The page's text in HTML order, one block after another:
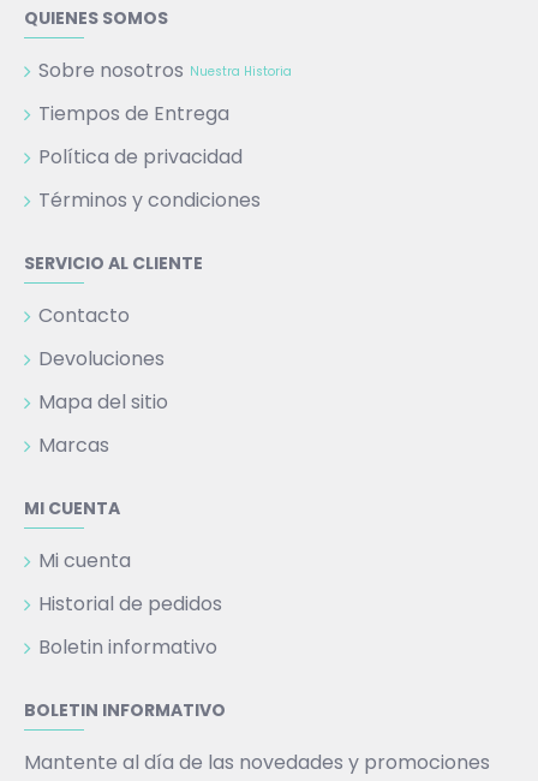
QUIENES SOMOS
Sobre nosotros Nuestra Historia
Tiempos de Entrega
Política de privacidad
Términos y condiciones
SERVICIO AL CLIENTE
Contacto
Devoluciones
Mapa del sitio
Marcas
MI CUENTA
Mi cuenta
Historial de pedidos
Boletin informativo
BOLETIN INFORMATIVO
Mantente al día de las novedades y promociones